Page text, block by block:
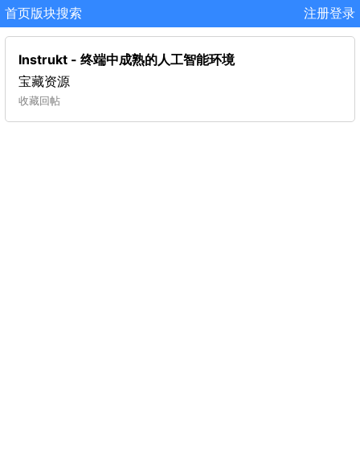
首页版块搜索 注册登录
Instrukt - 终端中成熟的人工智能环境
宝藏资源
收藏回帖